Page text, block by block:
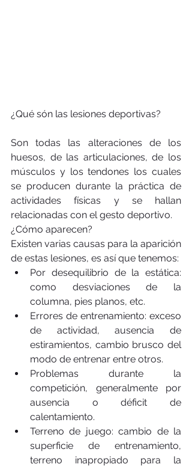
¿Qué són las lesiones deportivas?
Son todas las alteraciones de los
huesos, de las articulaciones, de los
músculos y los tendones los cuales
se producen durante la práctica de
actividades físicas y se hallan
relacionadas con el gesto deportivo.
¿Cómo aparecen?
Existen varias causas para la aparición
de estas lesiones, es así que tenemos:
Por desequilibrio de la estática:
como desviaciones de la
columna, pies planos, etc.
Errores de entrenamiento: exceso
de actividad, ausencia de
estiramientos, cambio brusco del
modo de entrenar entre otros.
Problemas durante la
competición, generalmente por
ausencia o déficit de
calentamiento.
Terreno de juego: cambio de la
superficie de entrenamiento,
terreno inapropiado para la